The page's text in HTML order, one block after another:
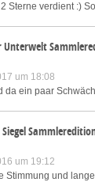
Sterne verdient :)
Unterwelt
um 18:08
da ein paar
um 19:12
Stimmung und